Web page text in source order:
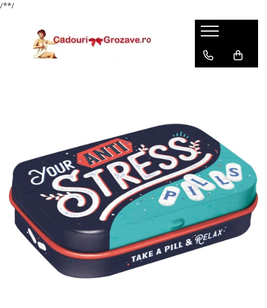
/**/